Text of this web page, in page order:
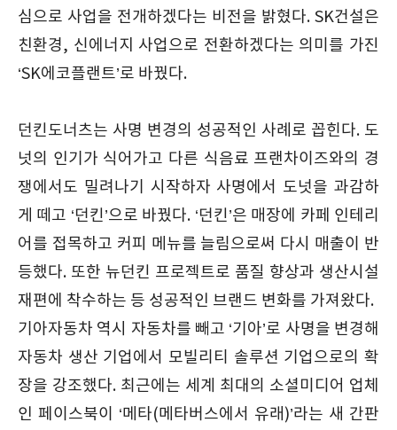
심으로 사업을 전개하겠다는 비전을 밝혔다. SK건설은
친환경, 신에너지 사업으로 전환하겠다는 의미를 가진
‘SK에코플랜트’로 바꿨다.
던킨도너츠는 사명 변경의 성공적인 사례로 꼽힌다. 도
넛의 인기가 식어가고 다른 식음료 프랜차이즈와의 경
쟁에서도 밀려나기 시작하자 사명에서 도넛을 과감하
게 떼고 ‘던킨’으로 바꿨다. ‘던킨’은 매장에 카페 인테리
어를 접목하고 커피 메뉴를 늘림으로써 다시 매출이 반
등했다. 또한 뉴던킨 프로젝트로 품질 향상과 생산시설
재편에 착수하는 등 성공적인 브랜드 변화를 가져왔다.
기아자동차 역시 자동차를 빼고 ‘기아’로 사명을 변경해
자동차 생산 기업에서 모빌리티 솔루션 기업으로의 확
장을 강조했다. 최근에는 세계 최대의 소셜미디어 업체
인 페이스북이 ‘메타(메타버스에서 유래)’라는 새 간판